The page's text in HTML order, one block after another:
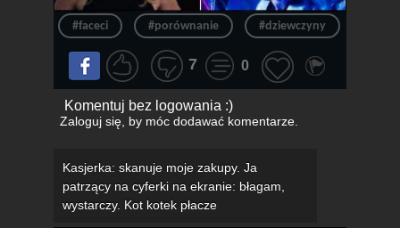
#faceci #porównanie #dziewczyny
7 0
Komentuj bez logowania :)
Zaloguj się, by móc dodawać komentarze.
Kasjerka: skanuje moje zakupy. Ja
patrzący na cyferki na ekranie: błagam,
wystarczy. Kot kotek płacze